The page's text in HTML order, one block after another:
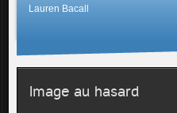
Lauren Bacall
Image au hasard